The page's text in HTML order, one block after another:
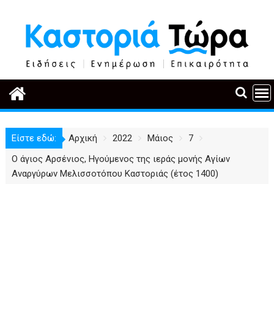
περιεχόμενο
Είστε εδώ: Αρχική 2022 Μάιος
7
Ο άγιος Αρσένιος, Ηγούμενος της ιεράς μονής Αγίων
Αναργύρων Μελισσοτόπου Καστοριάς (έτος 1400)